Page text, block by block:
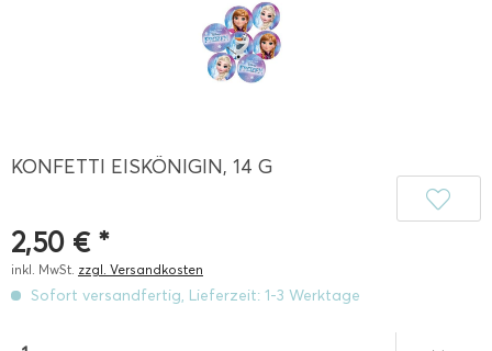
KONFETTI EISKÖNIGIN, 14 G
2,50 € *
inkl. MwSt. zzgl. Versandkosten
Sofort versandfertig, Lieferzeit: 1-3 Werktage